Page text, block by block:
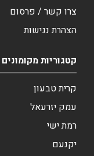
צרו קשר / פרסום
הצהרת נגישות
קטגוריות מקומונים
קרית טבעון
עמק יזרעאל
רמת ישי
יקנעם